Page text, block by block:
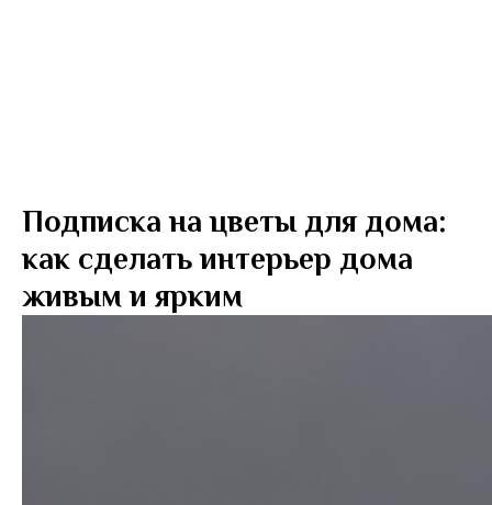
Подписка на цветы для дома:
как сделать интерьер дома
живым и ярким